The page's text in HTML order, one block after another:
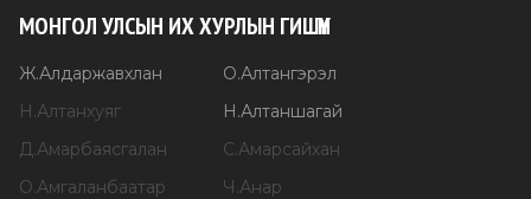
МОНГОЛ УЛСЫН ИХ ХУРЛЫН ГИШҮҮН
Ж.Алдаржавхлан О.Алтангэрэл
Н.Алтанхуяг Н.Алтаншагай
Д.Амарбаясгалан С.Амарсайхан
О.Амгаланбаатар Ч.Анар